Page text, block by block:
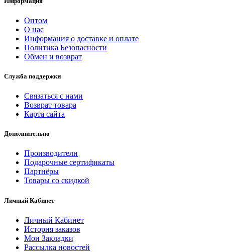
Оптом
О нас
Информация о доставке и оплате
Политика Безопасности
Обмен и возврат
Служба поддержки
Связаться с нами
Возврат товара
Карта сайта
Дополнительно
Производители
Подарочные сертификаты
Партнёры
Товары со скидкой
Личный Кабинет
Личный Кабинет
История заказов
Мои Закладки
Рассылка новостей